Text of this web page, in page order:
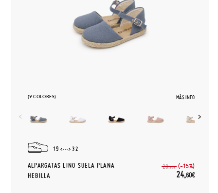
(9 COLORES) MÁS INFO
19 32
ALPARGATAS LINO SUELA PLANA
HEBILLA
28,95€ (-15%)
24,60€